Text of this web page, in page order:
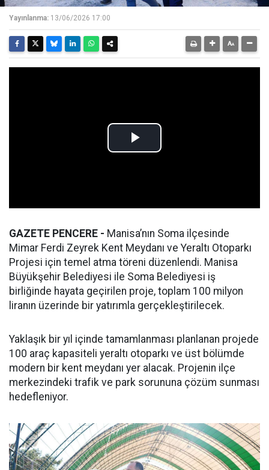
Yayınlanma: 13/06/2026 17:00
GAZETE PENCERE - Manisa’nın Soma ilçesinde
Mimar Ferdi Zeyrek Kent Meydanı ve Yeraltı Otoparkı
Projesi için temel atma töreni düzenlendi. Manisa
Büyükşehir Belediyesi ile Soma Belediyesi iş
birliğinde hayata geçirilen proje, toplam 100 milyon
liranın üzerinde bir yatırımla gerçekleştirilecek.
Yaklaşık bir yıl içinde tamamlanması planlanan projede
100 araç kapasiteli yeraltı otoparkı ve üst bölümde
modern bir kent meydanı yer alacak. Projenin ilçe
merkezindeki trafik ve park sorununa çözüm sunması
hedefleniyor.